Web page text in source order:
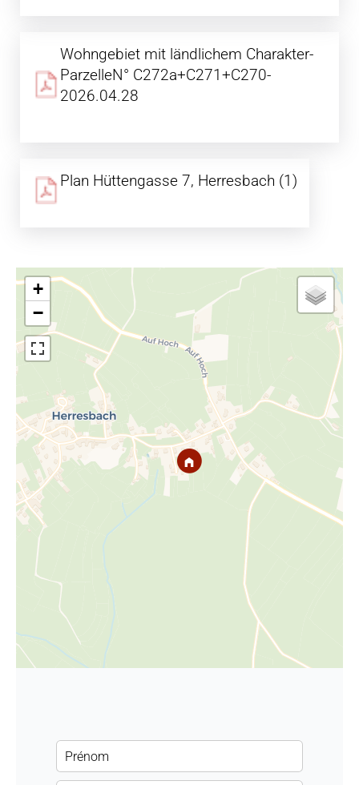
Wohngebiet mit ländlichem Charakter-
ParzelleN° C272a+C271+C270-
2026.04.28
Plan Hüttengasse 7, Herresbach (1)
+
−